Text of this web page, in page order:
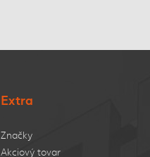
Extra
Značky
Akciový tovar